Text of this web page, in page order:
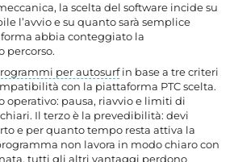
la scelta del software incide su
l’avvio e su quanto sarà semplice
abbia conteggiato la
percorso.
per autosurfin base a tre criteri
con la piattaforma PTC scelta.
operativo: pausa, riavvio e limiti di
Il terzo è la prevedibilità: devi
e per quanto tempo resta attiva la
non lavora in modo chiaro con
tutti gli altri vantaggi perdono